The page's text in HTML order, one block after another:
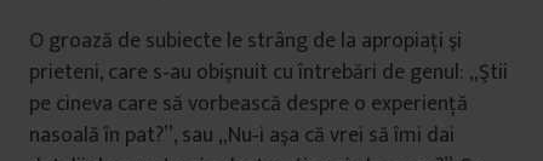
O groază de subiecte le strâng de la apropiaţi şi
prieteni, care s‑au obişnuit cu întrebări de genul: „Ştii
pe cineva care să vorbească despre o experienţă
nasoală în pat?”, sau „Nu‑i aşa că vrei să îmi dai